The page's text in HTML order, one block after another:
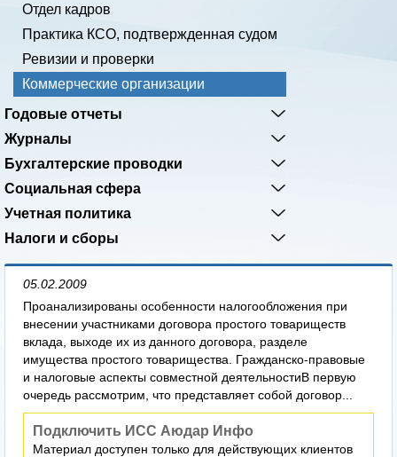
Отдел кадров
Практика КСО, подтвержденная судом
Ревизии и проверки
Коммерческие организации
Годовые отчеты
Журналы
Бухгалтерские проводки
Социальная сфера
Учетная политика
Налоги и сборы
05.02.2009
Проанализированы особенности налогообложения при
внесении участниками договора простого товариществ
вклада, выходе их из данного договора, разделе
имущества простого товарищества. Гражданско­-правовые
и налоговые аспекты совместной деятельностиВ первую
очередь рассмотрим, что представляет собой договор...
Подключить ИСС Аюдар Инфо
Материал доступен только для действующих клиентов